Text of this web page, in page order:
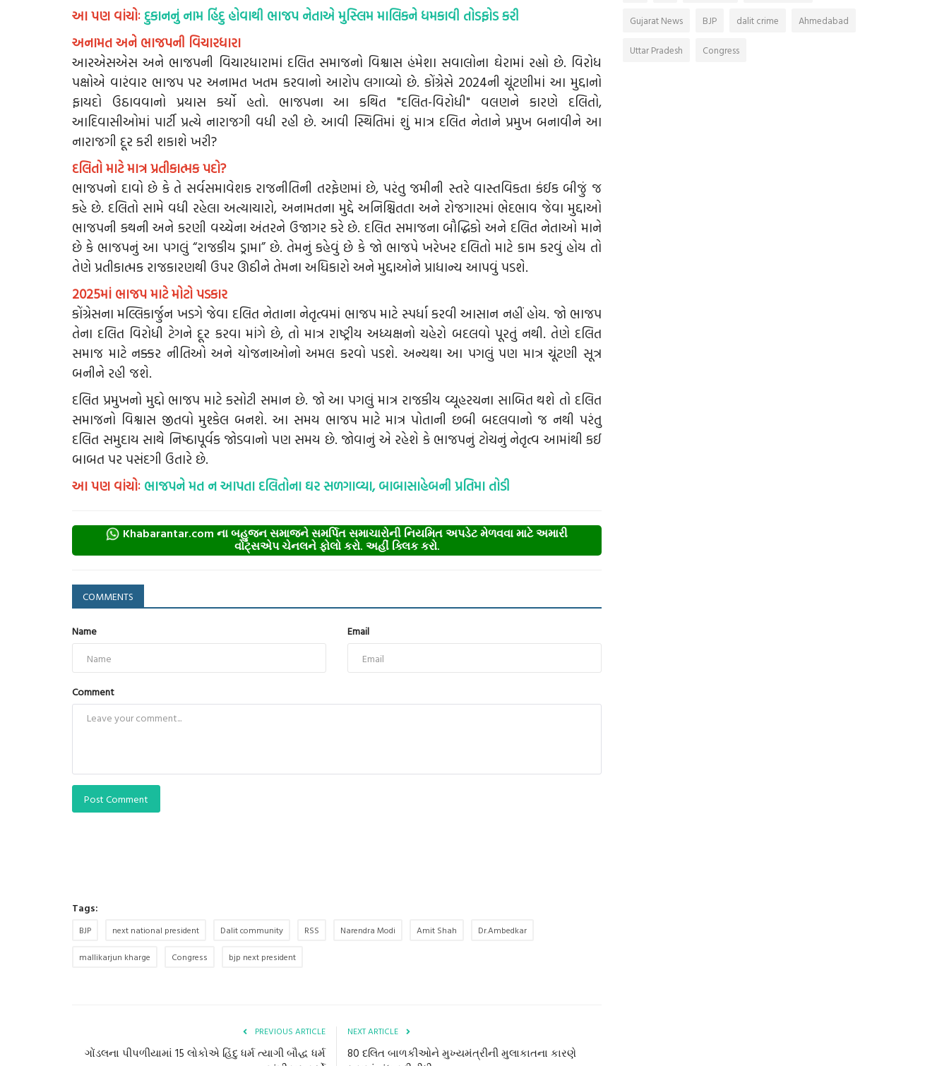
આ પણ વાંચોઃ દુકાનનું નામ હિંદુ હોવાથી ભાજપ નેતાએ મુસ્લિમ માલિકને ધમકાવી તોડફોડ કરી
અનામત અને ભાજપની વિચારધારા
આરએસએસ અને ભાજપની વિચારધારામાં દલિત સમાજનો વિશ્વાસ હંમેશા સવાલોના ઘેરામાં રહ્યો છે. વિરોધ
પક્ષોએ વારંવાર ભાજપ પર અનામત ખતમ કરવાનો આરોપ લગાવ્યો છે. કોંગ્રેસે 2024ની ચૂંટણીમાં આ મુદ્દાનો
ફાયદો ઉઠાવવાનો પ્રયાસ કર્યો હતો. ભાજપના આ કથિત "દલિત-વિરોધી" વલણને કારણે દલિતો,
આદિવાસીઓમાં પાર્ટી પ્રત્યે નારાજગી વધી રહી છે. આવી સ્થિતિમાં શું માત્ર દલિત નેતાને પ્રમુખ બનાવીને આ
નારાજગી દૂર કરી શકાશે ખરી?
દલિતો માટે માત્ર પ્રતીકાત્મક પદો?
ભાજપનો દાવો છે કે તે સર્વસમાવેશક રાજનીતિની તરફેણમાં છે, પરંતુ જમીની સ્તરે વાસ્તવિકતા કંઈક બીજું જ
કહે છે. દલિતો સામે વધી રહેલા અત્યાચારો, અનામતના મુદ્દે અનિશ્ચિતતા અને રોજગારમાં ભેદભાવ જેવા મુદ્દાઓ
ભાજપની કથની અને કરણી વચ્ચેના અંતરને ઉજાગર કરે છે. દલિત સમાજના બૌદ્ધિકો અને દલિત નેતાઓ માને
છે કે ભાજપનું આ પગલું “રાજકીય ડ્રામા” છે. તેમનું કહેવું છે કે જો ભાજપે ખરેખર દલિતો માટે કામ કરવું હોય તો
તેણે પ્રતીકાત્મક રાજકારણથી ઉપર ઊઠીને તેમના અધિકારો અને મુદ્દાઓને પ્રાધાન્ય આપવું પડશે.
2025માં ભાજપ માટે મોટો પડકાર
કોંગ્રેસના મલ્લિકાર્જુન ખડગે જેવા દલિત નેતાના નેતૃત્વમાં ભાજપ માટે સ્પર્ધા કરવી આસાન નહીં હોય. જો ભાજપ
તેના દલિત વિરોધી ટેગને દૂર કરવા માંગે છે, તો માત્ર રાષ્ટ્રીય અધ્યક્ષનો ચહેરો બદલવો પૂરતું નથી. તેણે દલિત
સમાજ માટે નક્કર નીતિઓ અને યોજનાઓનો અમલ કરવો પડશે. અન્યથા આ પગલું પણ માત્ર ચૂંટણી સૂત્ર
બનીને રહી જશે.
દલિત પ્રમુખનો મુદ્દો ભાજપ માટે કસોટી સમાન છે. જો આ પગલું માત્ર રાજકીય વ્યૂહરચના સાબિત થશે તો દલિત
સમાજનો વિશ્વાસ જીતવો મુશ્કેલ બનશે. આ સમય ભાજપ માટે માત્ર પોતાની છબી બદલવાનો જ નથી પરંતુ
દલિત સમુદાય સાથે નિષ્ઠાપૂર્વક જોડવાનો પણ સમય છે. જોવાનું એ રહેશે કે ભાજપનું ટોચનું નેતૃત્વ આમાંથી કઈ
બાબત પર પસંદગી ઉતારે છે.
આ પણ વાંચોઃ ભાજપને મત ન આપતા દલિતોના ઘર સળગાવ્યા, બાબાસાહેબની પ્રતિમા તોડી
Khabarantar.com ના બહુજન સમાજને સમર્પિત સમાચારોની નિયમિત અપડેટ મેળવવા માટે અમારી
વોટ્સએપ ચેનલને ફોલો કરો. અહીં ક્લિક કરો.
COMMENTS
Name Email
Comment
Post Comment
Tags:
BJP next national president Dalit community RSS Narendra Modi Amit Shah Dr.Ambedkar
mallikarjun kharge Congress bjp next president
PREVIOUS ARTICLE
ગોંડલના પીપળીયામાં 15 લોકોએ હિંદુ ધર્મ ત્યાગી બૌદ્ધ ધર્મ
NEXT ARTICLE
80 દલિત બાળકીઓને મુખ્યમંત્રીની મુલાકાતના કારણે
Gujarat News BJP dalit crime Ahmedabad
Uttar Pradesh Congress